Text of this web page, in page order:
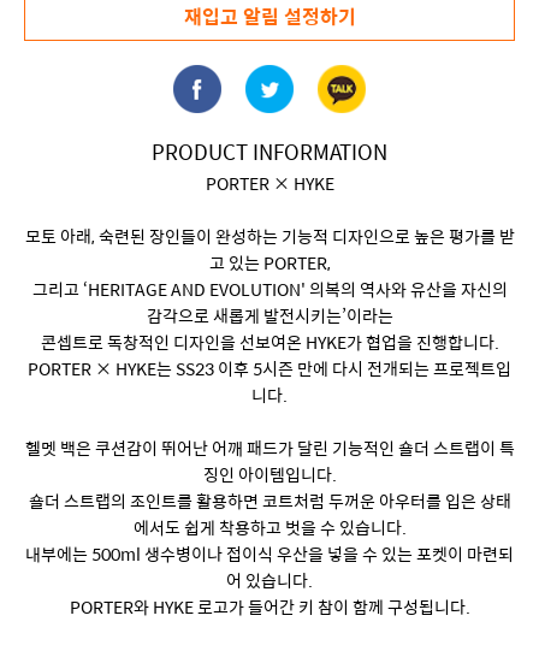
재입고 알림 설정하기
PRODUCT INFORMATION
PORTER × HYKE
모토 아래, 숙련된 장인들이 완성하는 기능적 디자인으로 높은 평가를 받
고 있는 PORTER,
그리고 ‘HERITAGE AND EVOLUTION' 의복의 역사와 유산을 자신의
감각으로 새롭게 발전시키는’이라는
콘셉트로 독창적인 디자인을 선보여온 HYKE가 협업을 진행합니다.
PORTER × HYKE는 SS23 이후 5시즌 만에 다시 전개되는 프로젝트입
니다.
헬멧 백은 쿠션감이 뛰어난 어깨 패드가 달린 기능적인 숄더 스트랩이 특
징인 아이템입니다.
숄더 스트랩의 조인트를 활용하면 코트처럼 두꺼운 아우터를 입은 상태
에서도 쉽게 착용하고 벗을 수 있습니다.
내부에는 500ml 생수병이나 접이식 우산을 넣을 수 있는 포켓이 마련되
어 있습니다.
PORTER와 HYKE 로고가 들어간 키 참이 함께 구성됩니다.